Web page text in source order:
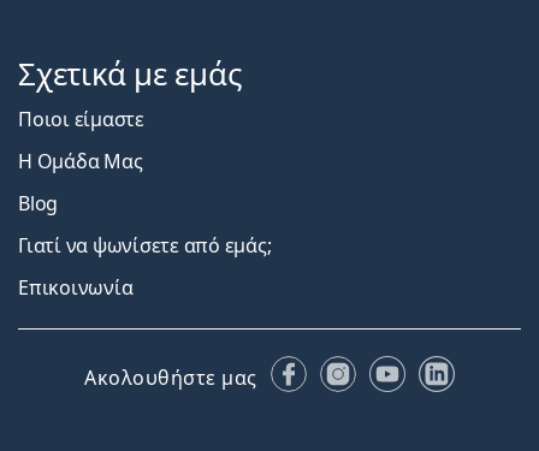
Σχετικά με εμάς
Ποιοι είμαστε
Η Ομάδα Μας
Blog
Γιατί να ψωνίσετε από εμάς;
Επικοινωνία
Ακολουθήστε μας FacebookInstagram
YouTubeLinkedIn